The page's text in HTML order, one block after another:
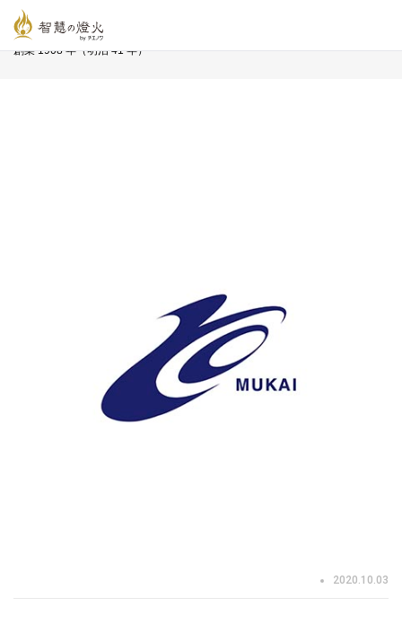
智慧の燈火オンライン
創業 1908 年（明治 41 年）
2020.10.03